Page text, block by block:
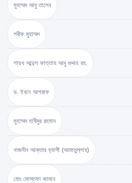
মুহাম্মদ আবু তালেব
শরীফ মুহাম্মদ
শায়খ আব্দুল ফাত্তাহ আবু গুদ্দাহ রহ.
ড. ইবনে আশরাফ
মুহাম্মদ হাবীবুর রহমান
নাজনীন আক্তার হ্যাপী (আমাতুল্লাহ)
মোঃ মোস্তফা জামান